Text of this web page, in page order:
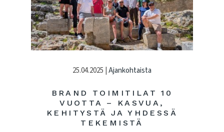
25.04.2025 | Ajankohtaista
BRAND TOIMITILAT 10
VUOTTA – KASVUA,
KEHITYSTÄ JA YHDESSÄ
TEKEMISTÄ